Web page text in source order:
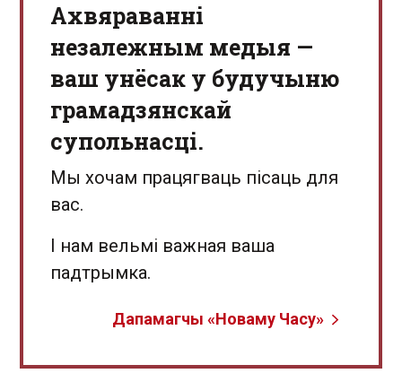
Aхвяраванні
незалежным медыя —
ваш унёсак у будучыню
грамадзянскай
супольнасці.
Мы хочам працягваць пісаць для
вас.
І нам вельмі важная ваша
падтрымка.
Дапамагчы «Новаму Часу»